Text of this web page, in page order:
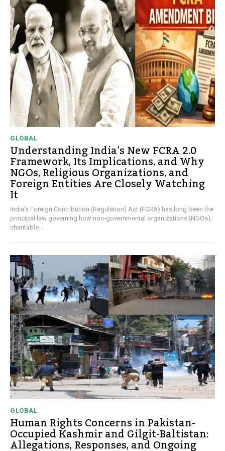
GLOBAL
Understanding India’s New FCRA 2.0
Framework, Its Implications, and Why
NGOs, Religious Organizations, and
Foreign Entities Are Closely Watching
It
India's Foreign Contribution (Regulation) Act (FCRA) has long been the
principal law governing how non-governmental organizations (NGOs),
charitable...
GLOBAL
Human Rights Concerns in Pakistan-
Occupied Kashmir and Gilgit-Baltistan:
Allegations, Responses, and Ongoing